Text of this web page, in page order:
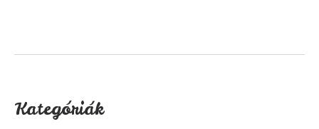
Kategóriák